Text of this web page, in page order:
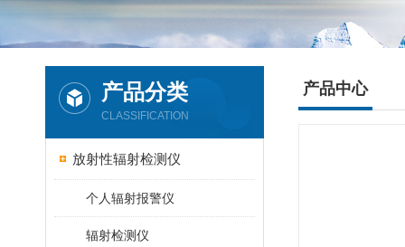
产品分类
CLASSIFICATION
放射性辐射检测仪
个人辐射报警仪
辐射检测仪
产品中心